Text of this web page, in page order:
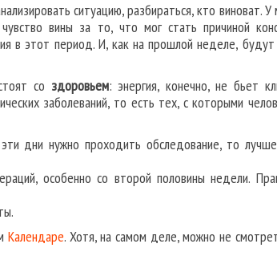
ситуацию, разбираться, кто виноват.
вины за то, что мог стать причиной
в этот период. И, как на прошлой неделе, будут
со здоровьем: энергия, конечно, не бьет
заболеваний, то есть тех, с которыми
дни нужно проходить обследование, то
особенно со второй половины недели.
Календаре. Хотя, на самом деле, можно не